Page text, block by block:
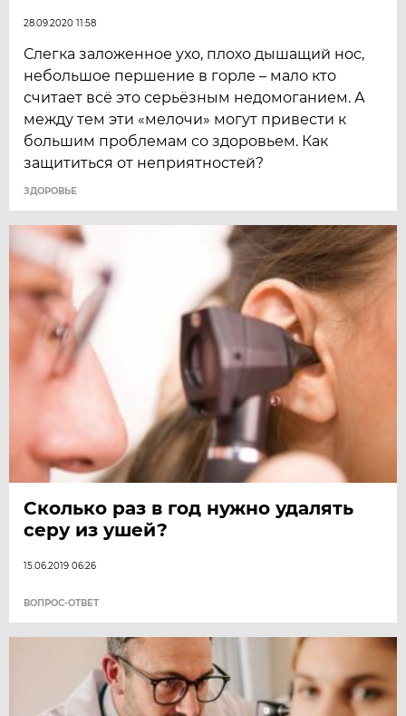
28.09.2020 11:58
Слегка заложенное ухо, плохо дышащий нос,
небольшое першение в горле – мало кто
считает всё это серьёзным недомоганием. А
между тем эти «мелочи» могут привести к
большим проблемам со здоровьем. Как
защититься от неприятностей?
ЗДОРОВЬЕ
Сколько раз в год нужно удалять
серу из ушей?
15.06.2019 06:26
ВОПРОС-ОТВЕТ